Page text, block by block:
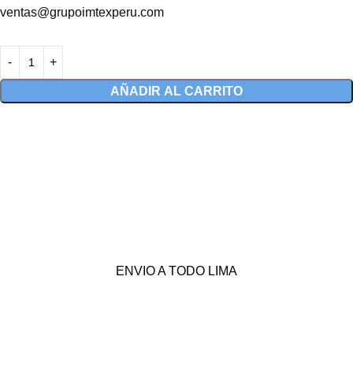
ventas@grupoimtexperu.com
AÑADIR AL CARRITO
ENVIO A TODO LIMA